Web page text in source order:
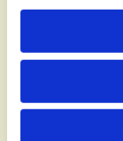
Zentralbüro
(030) 643